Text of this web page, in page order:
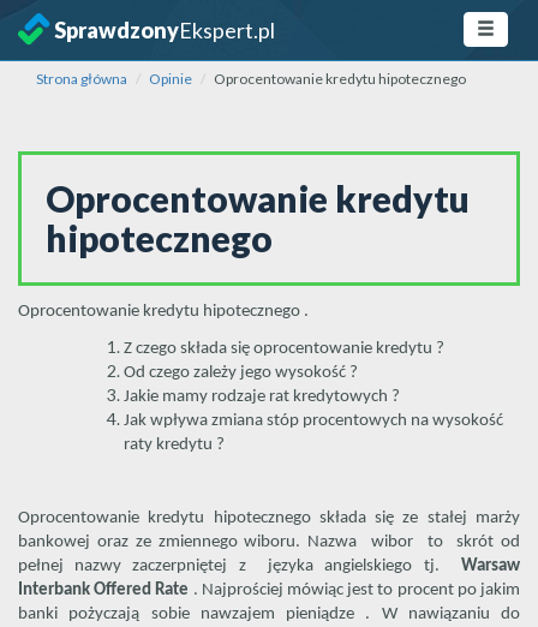
SprawdzonyEkspert.pl
Strona główna Opinie Oprocentowanie kredytu hipotecznego
Oprocentowanie kredytu
hipotecznego
Oprocentowanie kredytu hipotecznego .
Z czego składa się oprocentowanie kredytu ?
Od czego zależy jego wysokość ?
Jakie mamy rodzaje rat kredytowych ?
Jak wpływa zmiana stóp procentowych na wysokość
raty kredytu ?
Oprocentowanie kredytu hipotecznego składa się ze stałej marży
bankowej oraz ze zmiennego wiboru. Nazwa wibor to skrót od
pełnej nazwy zaczerpniętej z języka angielskiego tj. Warsaw
Interbank Offered Rate . Najprościej mówiąc jest to procent po jakim
banki pożyczają sobie nawzajem pieniądze . W nawiązaniu do